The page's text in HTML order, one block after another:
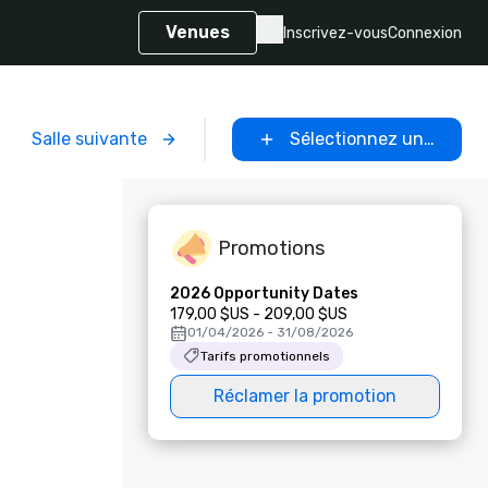
Venues Inscrivez-vousConnexion
Salle suivante Sélectionnez un lieu
Promotions
2026 Opportunity Dates
179,00 $US - 209,00 $US
01/04/2026 - 31/08/2026
Tarifs promotionnels
Réclamer la promotion